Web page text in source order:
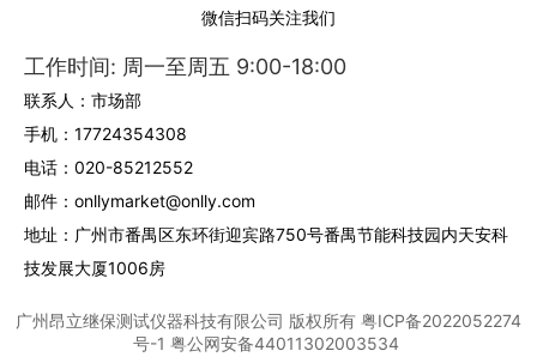
微信扫码关注我们
工作时间: 周一至周五 9:00-18:00
联系人：市场部
手机：17724354308
电话：020-85212552
邮件：onllymarket@onlly.com
地址：广州市番禺区东环街迎宾路750号番禺节能科技园内天安科
技发展大厦1006房
广州昂立继保测试仪器科技有限公司 版权所有 粤ICP备2022052274
号-1 粤公网安备44011302003534